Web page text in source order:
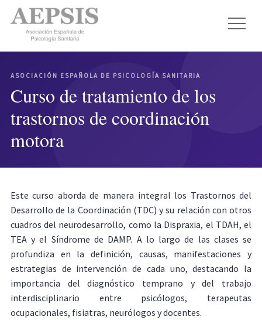
ASOCIACIÓN ESPAÑOLA DE PSICOLOGÍA SANITARIA
Curso de tratamiento de los
trastornos de coordinación
motora
Este curso aborda de manera integral los Trastornos del
Desarrollo de la Coordinación (TDC) y su relación con otros
cuadros del neurodesarrollo, como la Dispraxia, el TDAH, el
TEA y el Síndrome de DAMP. A lo largo de las clases se
profundiza en la definición, causas, manifestaciones y
estrategias de intervención de cada uno, destacando la
importancia del diagnóstico temprano y del trabajo
interdisciplinario entre psicólogos, terapeutas
ocupacionales, fisiatras, neurólogos y docentes.